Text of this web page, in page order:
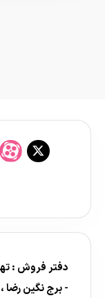
دفتر فروش :
- برج نگین رضا ، طبقه 16